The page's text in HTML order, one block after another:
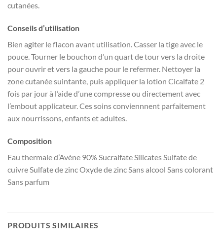
cutanées.
Conseils d’utilisation
Bien agiter le flacon avant utilisation. Casser la tige avec le
pouce. Tourner le bouchon d’un quart de tour vers la droite
pour ouvrir et vers la gauche pour le refermer. Nettoyer la
zone cutanée suintante, puis appliquer la lotion Cicalfate 2
fois par jour à l’aide d’une compresse ou directement avec
l’embout applicateur. Ces soins conviennnent parfaitement
aux nourrissons, enfants et adultes.
Composition
Eau thermale d’Avène 90% Sucralfate Silicates Sulfate de
cuivre Sulfate de zinc Oxyde de zinc Sans alcool Sans colorant
Sans parfum
PRODUITS SIMILAIRES